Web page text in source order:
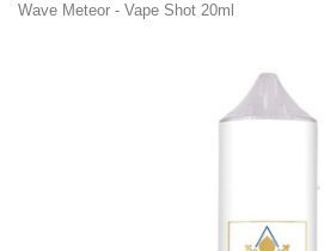
Wave Meteor - Vape Shot 20ml